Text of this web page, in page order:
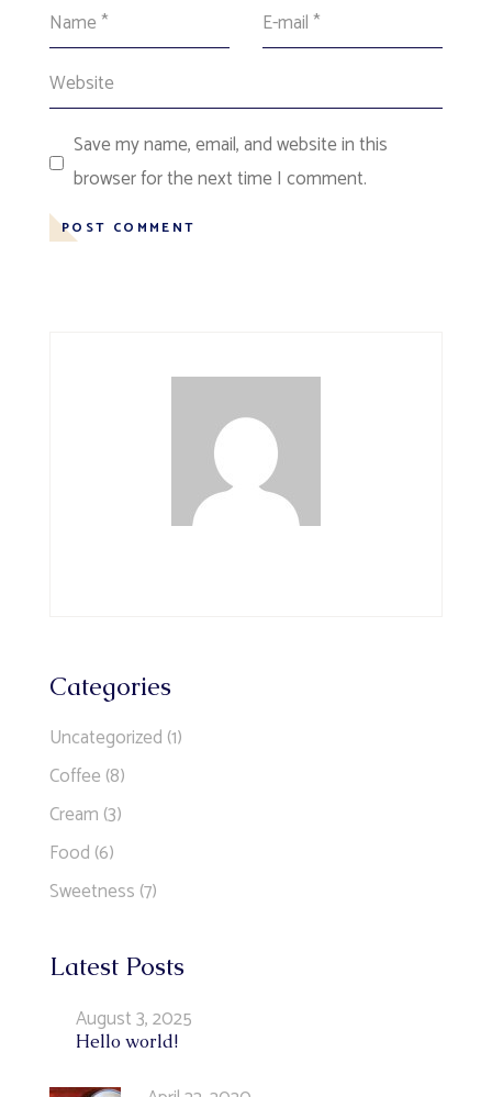
Save my name, email, and website in this
browser for the next time I comment.
POST COMMENT
Categories
Uncategorized (1)
Coffee (8)
Cream (3)
Food (6)
Sweetness (7)
Latest Posts
August 3, 2025
Hello world!